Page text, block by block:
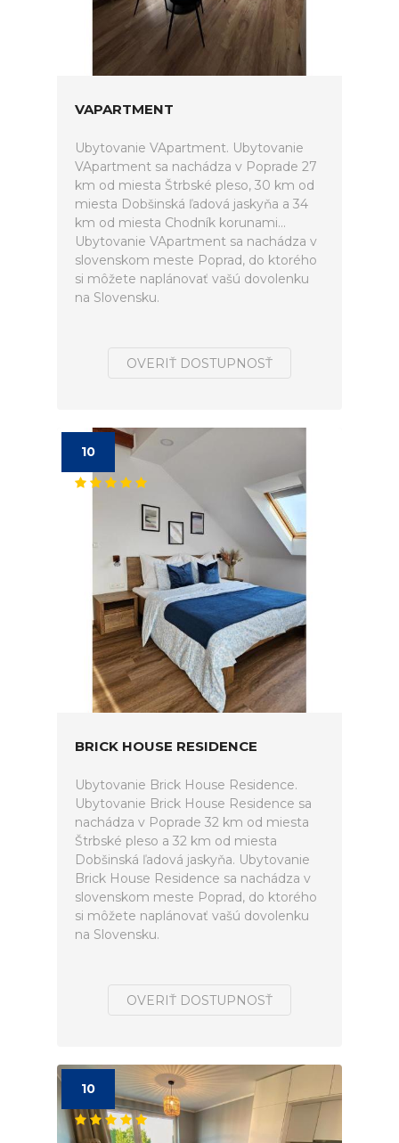
VAPARTMENT
Ubytovanie VApartment. Ubytovanie
VApartment sa nachádza v Poprade 27
km od miesta Štrbské pleso, 30 km od
miesta Dobšinská ľadová jaskyňa a 34
km od miesta Chodník korunami...
Ubytovanie VApartment sa nachádza v
slovenskom meste Poprad, do ktorého
si môžete naplánovať vašú dovolenku
na Slovensku.
OVERIŤ DOSTUPNOSŤ
10
BRICK HOUSE RESIDENCE
Ubytovanie Brick House Residence.
Ubytovanie Brick House Residence sa
nachádza v Poprade 32 km od miesta
Štrbské pleso a 32 km od miesta
Dobšinská ľadová jaskyňa. Ubytovanie
Brick House Residence sa nachádza v
slovenskom meste Poprad, do ktorého
si môžete naplánovať vašú dovolenku
na Slovensku.
OVERIŤ DOSTUPNOSŤ
10